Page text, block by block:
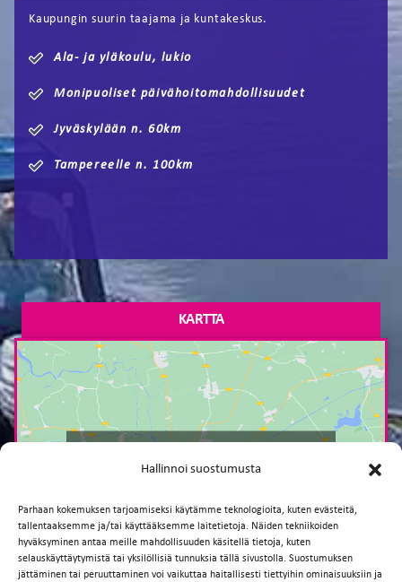
Hallinnoi suostumusta
Parhaan kokemuksen tarjoamiseksi käytämme teknologioita, kuten evästeitä,
tallentaaksemme ja/tai käyttääksemme laitetietoja. Näiden tekniikoiden
hyväksyminen antaa meille mahdollisuuden käsitellä tietoja, kuten
selauskäyttäytymistä tai yksilöllisiä tunnuksia tällä sivustolla. Suostumuksen
jättäminen tai peruuttaminen voi vaikuttaa haitallisesti tiettyihin ominaisuuksiin ja
Kaupungin suurin taajama ja kuntakeskus.
Ala- ja yläkoulu, lukio
Monipuoliset päivähoitomahdollisuudet
Jyväskylään n. 60km
Tampereelle n. 100km
KARTTA
markkinointievästeet ja ottaaksesi tämän